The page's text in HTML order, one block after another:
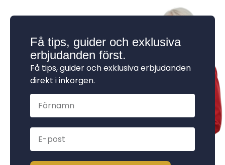
Få tips, guider och exklusiva
erbjudanden först.
Få tips, guider och exklusiva erbjudanden
direkt i inkorgen.